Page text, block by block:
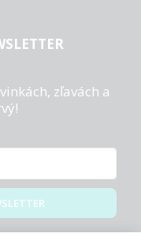
zľavách a